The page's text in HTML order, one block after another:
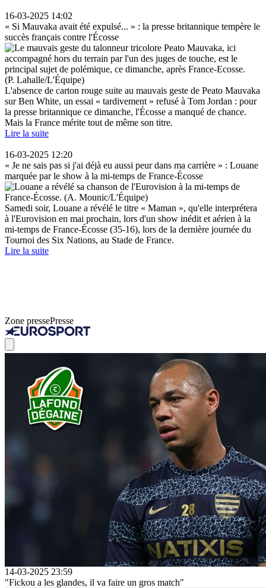
16-03-2025 14:02
« Si Mauvaka avait été expulsé... » : la presse britannique tempère le
succès français contre l'Écosse
L'absence de carton rouge suite au mauvais geste de Peato Mauvaka
sur Ben White, un essai « tardivement » refusé à Tom Jordan : pour
la presse britannique ce dimanche, l'Écosse a manqué de chance.
Mais la France mérite tout de même son titre.
Lire la suite
16-03-2025 12:20
« Je ne sais pas si j'ai déjà eu aussi peur dans ma carrière » : Louane
marquée par le show à la mi-temps de France-Écosse
Samedi soir, Louane a révélé le titre « Maman », qu'elle interprétera
à l'Eurovision en mai prochain, lors d'un show inédit et aérien à la
mi-temps de France-Écosse (35-16), lors de la dernière journée du
Tournoi des Six Nations, au Stade de France.
Lire la suite
Zone pressePresse
14-03-2025 23:59
"Fickou a les glandes, il va faire un gros match"